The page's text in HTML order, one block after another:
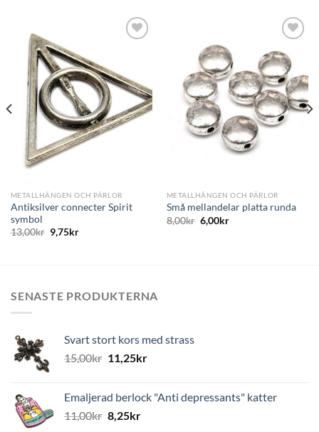
till i
önskelistan
METALLHÄNGEN OCH PÄRLOR
Antiksilver connecter Spirit
symbol
13,00kr 9,75kr
Lägg
till i
önskelistan
METALLHÄNGEN OCH PÄRLOR
Små mellandelar platta runda
8,00kr 6,00kr
SENASTE PRODUKTERNA
Svart stort kors med strass
15,00kr 11,25kr
Emaljerad berlock "Anti depressants" katter
11,00kr 8,25kr